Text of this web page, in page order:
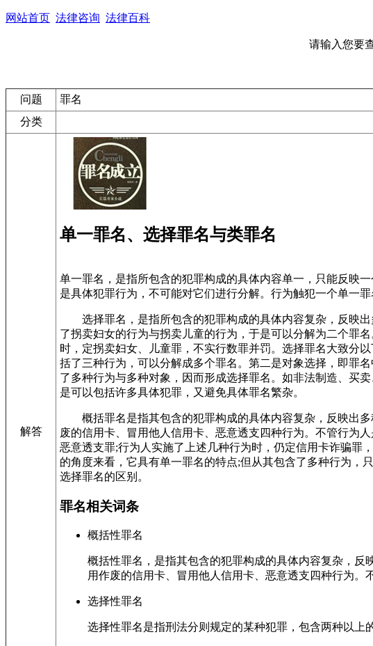
网站首页 法律咨询 法律百科
请输入您要
问题
罪名
分类
解答
单一罪名、选择罪名与类罪名
单一罪名，是指所包含的犯罪构成的具体内容单一，只能反映
是具体犯罪行为，不可能对它们进行分解。行为触犯一个单一
选择罪名，是指所包含的犯罪构成的具体内容复杂，反映出
了拐卖妇女的行为与拐卖儿童的行为，于是可以分解为二个罪
时，定拐卖妇女、儿童罪，不实行数罪并罚。选择罪名大致分
括了三种行为，可以分解成多个罪名。第二是对象选择，即罪
了多种行为与多种对象，因而形成选择罪名。如非法制造、买
是可以包括许多具体犯罪，又避免具体罪名繁杂。
概括罪名是指其包含的犯罪构成的具体内容复杂，反映出多
废的信用卡、冒用他人信用卡、恶意透支四种行为。不管行为
恶意透支罪;行为人实施了上述几种行为时，仍定信用卡诈骗罪
的角度来看，它具有单一罪名的特点;但从其包含了多种行为，
选择罪名的区别。
罪名相关词条
概括性罪名
概括性罪名，是指其包含的犯罪构成的具体内容复杂，
用作废的信用卡、冒用他人信用卡、恶意透支四种行为。
选择性罪名
选择性罪名是指刑法分则规定的某种犯罪，包含两种以上